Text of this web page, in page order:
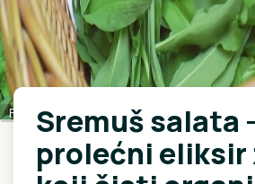
Foto: RinaSremuš salata
prolećni eliksir